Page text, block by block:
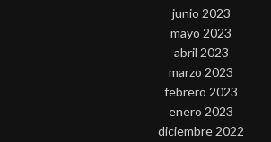
junio 2023
mayo 2023
abril 2023
marzo 2023
febrero 2023
enero 2023
diciembre 2022